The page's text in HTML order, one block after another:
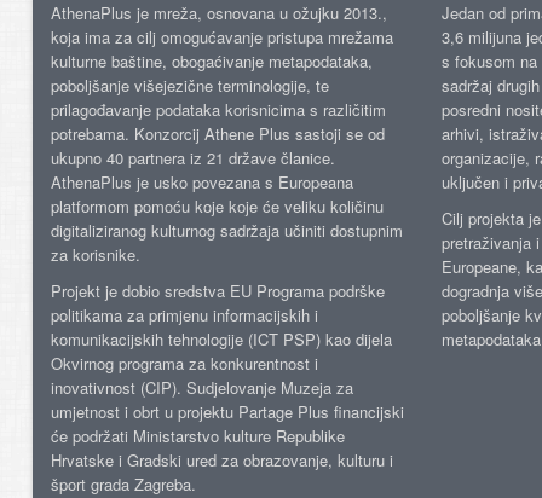
AthenaPlus je mreža, osnovana u ožujku 2013.,
koja ima za cilj omogućavanje pristupa mrežama
kulturne baštine, obogaćivanje metapodataka,
poboljšanje višejezične terminologije, te
prilagođavanje podataka korisnicima s različitim
potrebama. Konzorcij Athene Plus sastoji se od
ukupno 40 partnera iz 21 države članice.
AthenaPlus je usko povezana s Europeana
platformom pomoću koje koje će veliku količinu
digitaliziranog kulturnog sadržaja učiniti dostupnim
za korisnike.
Projekt je dobio sredstva EU Programa podrške
politikama za primjenu informacijskih i
komunikacijskih tehnologije (ICT PSP) kao dijela
Okvirnog programa za konkurentnost i
inovativnost (CIP). Sudjelovanje Muzeja za
umjetnost i obrt u projektu Partage Plus financijski
će podržati Ministarstvo kulture Republike
Hrvatske i Gradski ured za obrazovanje, kulturu i
šport grada Zagreba.
Jedan od
3,6 milijuna
s fokusom
sadržaj
posredni
arhivi,
organizacije,
uključen i
Cilj projekta
pretraživanja
Europeane,
dogradnja
poboljšanje